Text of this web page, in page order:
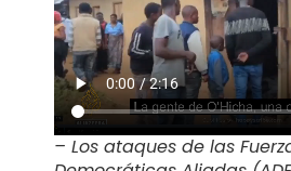
– Los ataques de las